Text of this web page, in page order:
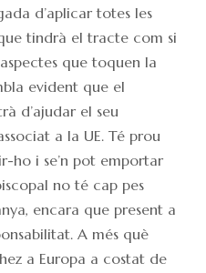
d’aplicar totes les
tindrà el tracte com si
que toquen la
evident que el
d’ajudar el seu
a la UE. Té prou
ho i se’n pot emportar
no té cap pes
encara que present a
A més què
a Europa a costat de